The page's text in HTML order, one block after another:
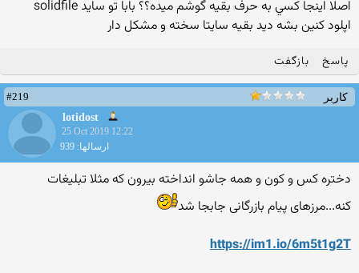
اصلا اينجا كسي به حرف بقيه گوشم ميده؟؟ بابا تو سايد solidfile
اپلود كنين بشه ديد بقيه سايتا سخته و مشكل دار
پاسخ بازگفت
کاربر
#219
lotidost
25 Oct 2019 12:22
ارسالها: 939
دختره کس و کون و همه جاشو انداخته بیرون که مثلا تبلیغات
کنه...مرزهای پیام بازرگانی جابجا شد
https://im1.io/6m5t1g2T